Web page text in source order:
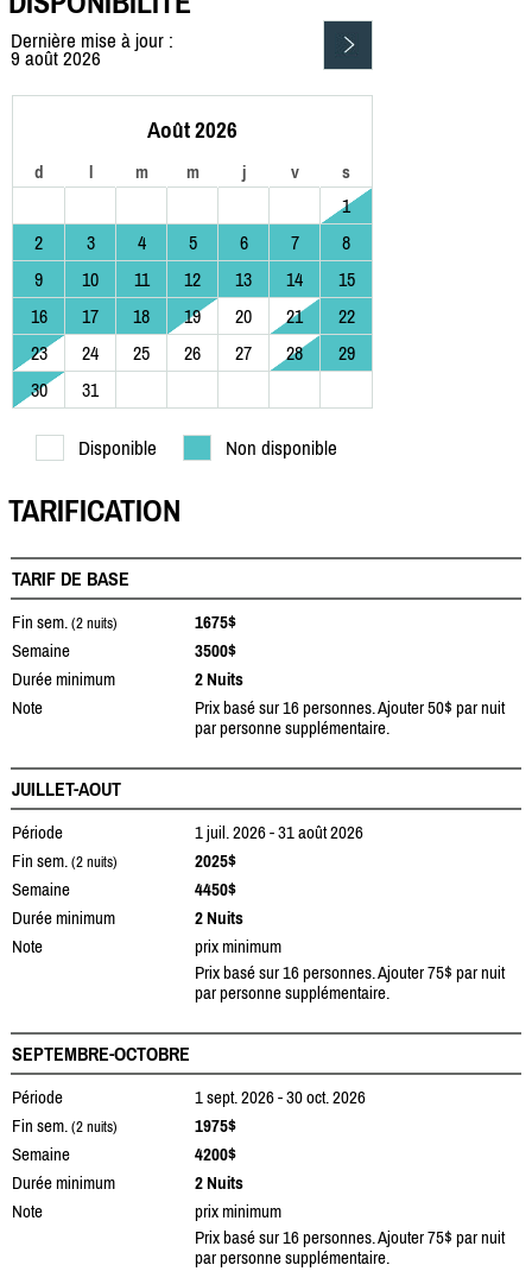
Dernière mise à jour :
9 août 2026
Août 2026
d l m m j v s
1
2
3 4 5 6 7
8
9
10 11 12 13 14
15
16
17 18 19 20 21
22
23
24 25 26 27 28
29
30
31
Disponible Non disponible
TARIFICATION
TARIF DE BASE
Fin sem. (2 nuits)
1675$
Semaine
3500$
Durée minimum
2 Nuits
Note
Prix basé sur 16 personnes. Ajouter 50$ par nuit
par personne supplémentaire.
JUILLET-AOUT
Période
1 juil. 2026 - 31 août 2026
Fin sem. (2 nuits)
2025$
Semaine
4450$
Durée minimum
2 Nuits
Note
prix minimum
Prix basé sur 16 personnes. Ajouter 75$ par nuit
par personne supplémentaire.
SEPTEMBRE-OCTOBRE
Période
1 sept. 2026 - 30 oct. 2026
Fin sem. (2 nuits)
1975$
Semaine
4200$
Durée minimum
2 Nuits
Note
prix minimum
Prix basé sur 16 personnes. Ajouter 75$ par nuit
par personne supplémentaire.